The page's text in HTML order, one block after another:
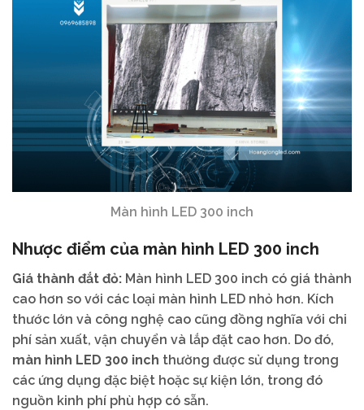
Màn hình LED 300 inch
Nhược điểm của màn hình LED 300 inch
Giá thành đắt đỏ: Màn hình LED 300 inch có giá thành
cao hơn so với các loại màn hình LED nhỏ hơn. Kích
thước lớn và công nghệ cao cũng đồng nghĩa với chi
phí sản xuất, vận chuyển và lắp đặt cao hơn. Do đó,
màn hình LED 300 inch thường được sử dụng trong
các ứng dụng đặc biệt hoặc sự kiện lớn, trong đó
nguồn kinh phí phù hợp có sẵn.